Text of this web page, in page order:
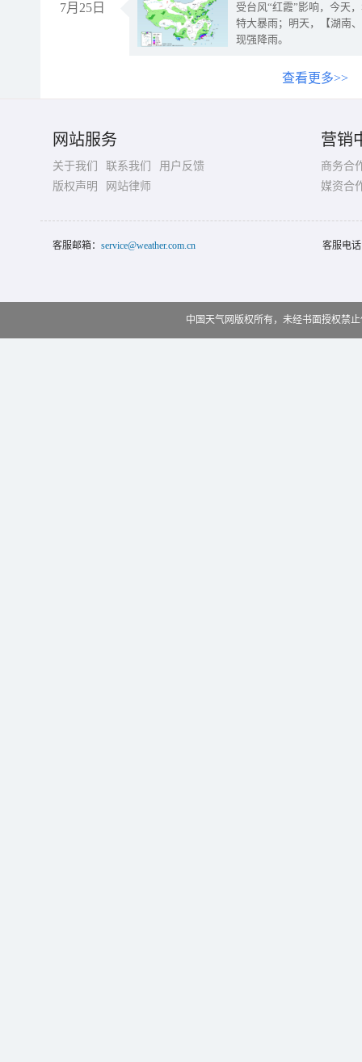
7月25日
受台风“红霞”影响，今天
特大暴雨；明天，【湖南
现强降雨。
查看更多>>
网站服务
关于我们 联系我们
用户反馈
版权声明
网站律师
营销
商务合
媒资合
客服邮箱： service@weather.com.cn 客服电
中国天气网版权所有，未经书面授权